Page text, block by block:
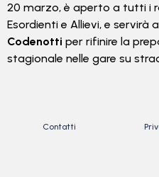
20 marzo, è aperto a tutti i
Esordienti e Allievi, e servirà
Codenotti per rifinire la
stagionale nelle gare su
Contatti